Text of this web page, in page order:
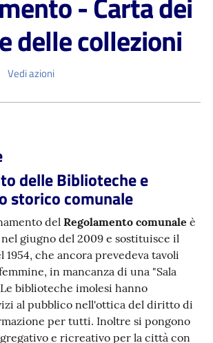
delle collezioni
Vedi azioni
delle Biblioteche e
storico comunale
del Regolamento comunale è
giugno del 2009 e sostituisce il
1954, che ancora prevedeva tavoli
in mancanza di una "Sala
biblioteche imolesi hanno
al pubblico nell'ottica del diritto di
per tutti. Inoltre si pongono
e ricreativo per la città con